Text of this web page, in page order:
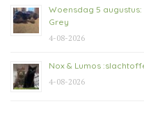
Woensdag 5
Grey
4-08-2026
Nox & Lumos
4-08-2026